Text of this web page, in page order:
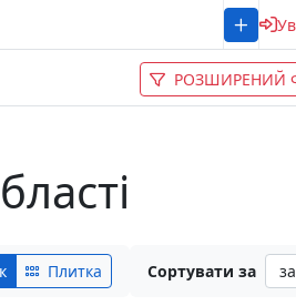
РОЗШИРЕНИЙ
Плитка Сортувати за